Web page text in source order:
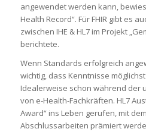
angewendet werden kann,
Health Record“. Für FHIR gibt es
zwischen IHE & HL7 im Projekt
berichtete.
Wenn Standards erfolgreich
wichtig, dass Kenntnisse
Idealerweise schon während der
von e-Health-Fachkräften. HL7
Award“ ins Leben gerufen, mit
Abschlussarbeiten prämiert